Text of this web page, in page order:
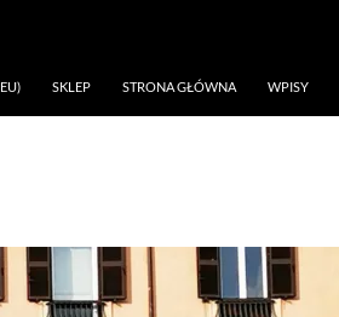
SKLEP STRONA GŁÓWNA WPISY